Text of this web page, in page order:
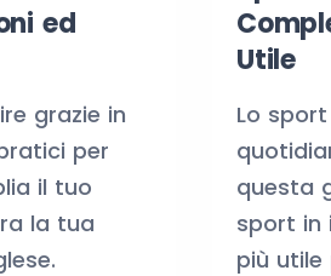
ed
grazie in
per
il tuo
la tua
Utile
Lo
questa
sport in
più utile